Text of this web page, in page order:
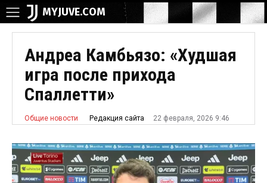
MYJUVE.COM
Андреа Камбьязо: «Худшая
игра после прихода
Спаллетти»
Общие новости Редакция сайта 22 февраля, 2026 9:46